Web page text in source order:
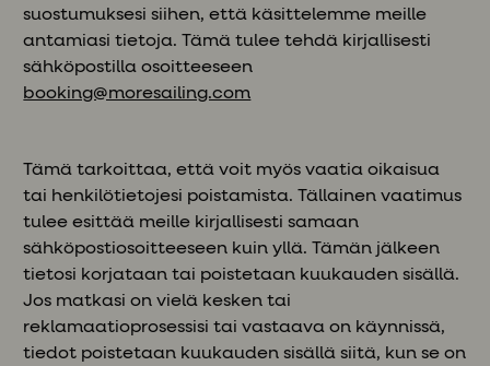
suostumuksesi siihen, että käsittelemme meille
antamiasi tietoja. Tämä tulee tehdä kirjallisesti
sähköpostilla osoitteeseen
booking@moresailing.com
Tämä tarkoittaa, että voit myös vaatia oikaisua
tai henkilötietojesi poistamista. Tällainen vaatimus
tulee esittää meille kirjallisesti samaan
sähköpostiosoitteeseen kuin yllä. Tämän jälkeen
tietosi korjataan tai poistetaan kuukauden sisällä.
Jos matkasi on vielä kesken tai
reklamaatioprosessisi tai vastaava on käynnissä,
tiedot poistetaan kuukauden sisällä siitä, kun se on